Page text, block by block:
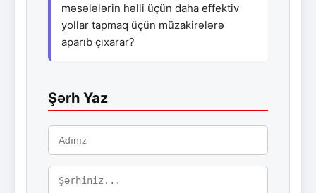
məsələlərin həlli üçün daha effektiv
yollar tapmaq üçün müzakirələrə
aparıb çıxarar?
Şərh Yaz